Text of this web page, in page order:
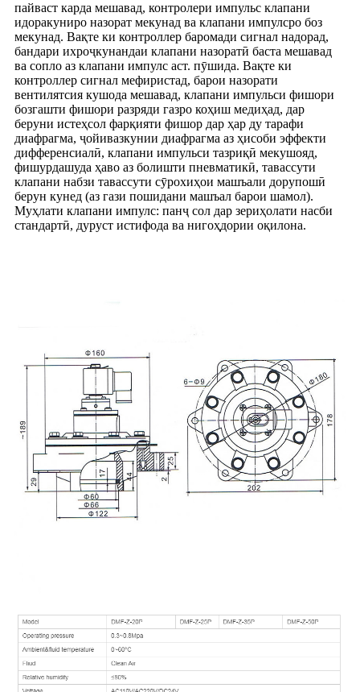
пайваст карда мешавад, контролери импульс клапани
идоракуниро назорат мекунад ва клапани импулсро боз
мекунад. Вақте ки контроллер баромади сигнал надорад,
бандари ихроҷкунандаи клапани назоратӣ баста мешавад
ва сопло аз клапани импулс аст. пӯшида. Вақте ки
контроллер сигнал мефиристад, барои назорати
вентилятсия кушода мешавад, клапани импульси фишори
бозгашти фишори разряди газро коҳиш медиҳад, дар
беруни истеҳсол фарқияти фишор дар ҳар ду тарафи
диафрагма, ҷойивазкунии диафрагма аз ҳисоби эффекти
дифференсиалӣ, клапани импульси тазриқӣ мекушояд,
фишурдашуда ҳаво аз болишти пневматикӣ, тавассути
клапани набзи тавассути сӯрохиҳои машъали дорупошӣ
берун кунед (аз гази пошидани машъал барои шамол).
Муҳлати клапани импулс: панҷ сол дар зериҳолати насби
стандартӣ, дуруст истифода ва нигоҳдории оқилона.